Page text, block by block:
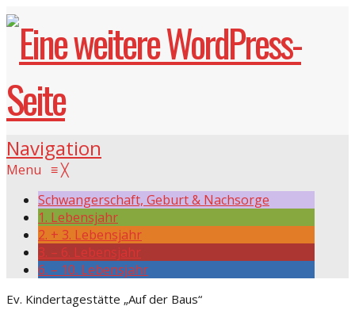
Navigation
Menu ≡╳
Schwangerschaft, Geburt & Nachsorge
1. Lebensjahr
2. + 3. Lebensjahr
3. – 6. Lebensjahr
6. – 10. Lebensjahr
Ev. Kindertagestätte „Auf der Baus“